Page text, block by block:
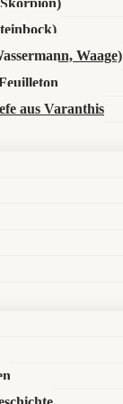
Waage)
aus Varanthis